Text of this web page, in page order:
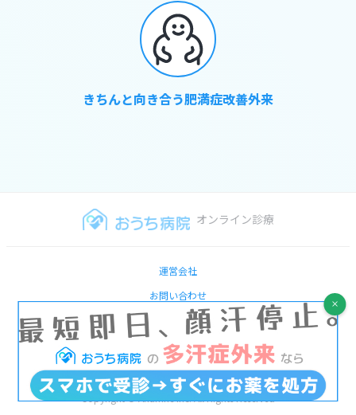
きちんと向き合う肥満症改善外来
オンライン診療
運営会社
お問い合わせ
医師の方へ
プライバシポリシー
特定商取引法に基づく表記
Copyright © Anamne Inc. All Rights Reserved